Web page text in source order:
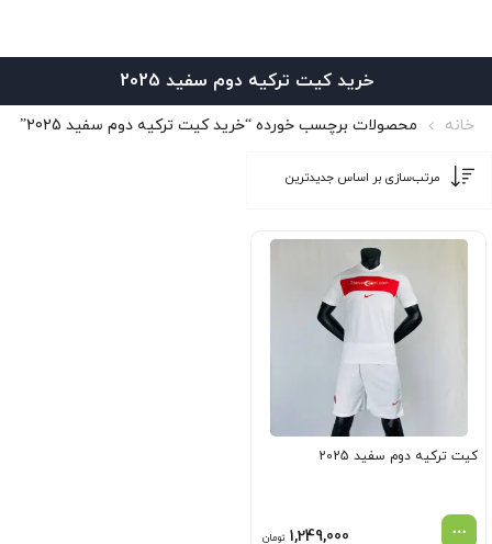
خرید کیت ترکیه دوم سفید 2025
خانه محصولات برچسب خورده “خرید کیت ترکیه دوم سفید 2025”
کیت ترکیه دوم سفید 2025
1,249,000 تومان